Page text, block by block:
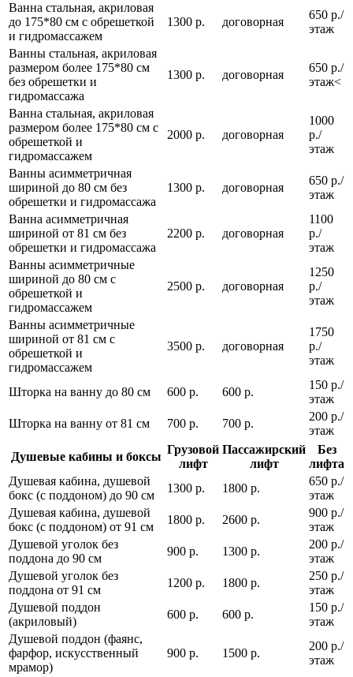
Ванна стальная, акриловая
до 175*80 см с обрешеткой
и гидромассажем
1300 р. договорная
650 р./
этаж
Ванны стальная, акриловая
размером более 175*80 см
без обрешетки и
гидромассажа
1300 р. договорная
650 р./
этаж<
Ванна стальная, акриловая
размером более 175*80 см с
обрешеткой и
гидромассажем
2000 р. договорная
1000
р./
этаж
Ванны асимметричная
шириной до 80 см без
обрешетки и гидромассажа
1300 р. договорная
650 р./
этаж
Ванна асимметричная
шириной от 81 см без
обрешетки и гидромассажа
2200 р. договорная
1100
р./
этаж
Ванны асимметричные
шириной до 80 см с
обрешеткой и
гидромассажем
2500 р. договорная
1250
р./
этаж
Ванны асимметричные
шириной от 81 см с
обрешеткой и
гидромассажем
3500 р. договорная
1750
р./
этаж
Шторка на ванну до 80 см 600 р. 600 р.
150 р./
этаж
Шторка на ванну от 81 см
700 р. 700 р.
200 р./
этаж
Душевые кабины и боксы
Грузовой
лифт
Пассажирский
лифт
Без
лифта
Душевая кабина, душевой
бокс (с поддоном) до 90 см
1300 р. 1800 р.
650 р./
этаж
Душевая кабина, душевой
бокс (с поддоном) от 91 см
1800 р. 2600 р.
900 р./
этаж
Душевой уголок без
поддона до 90 см
900 р. 1300 р.
200 р./
этаж
Душевой уголок без
поддона от 91 см
1200 р. 1800 р.
250 р./
этаж
Душевой поддон
(акриловый)
600 р. 600 р.
150 р./
этаж
Душевой поддон (фаянс,
фарфор, искусственный
мрамор)
900 р. 1500 р.
200 р./
этаж